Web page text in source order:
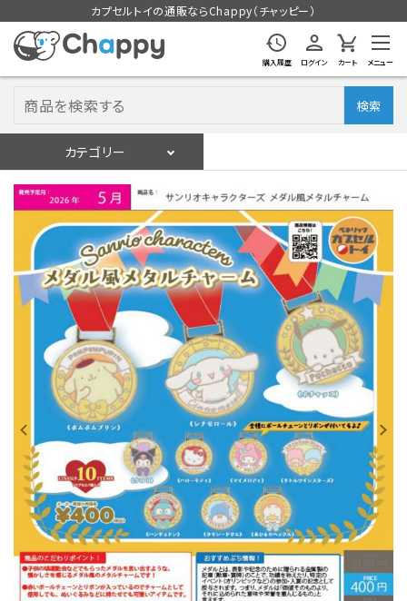
カプセルトイの通販ならChappy（チャッピー）
購入履歴 ログイン カート メニュー
検索
カテゴリー
ログイン 会員登録
入荷スケジュールをチェック
カプセルトイマシン本体
カプセルトイ
販促用空カプセル
レンタル
景品・玩具・文具
販促用カプセルトイ